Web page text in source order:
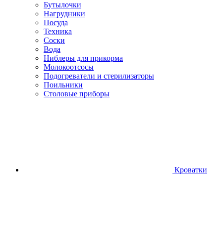
Бутылочки
Нагрудники
Посуда
Техника
Соски
Вода
Ниблеры для прикорма
Молокоотсосы
Подогреватели и стерилизаторы
Поильники
Столовые приборы
Кроватки